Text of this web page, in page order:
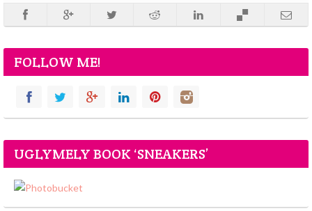
FOLLOW ME!
UGLYMELY BOOK ‘SNEAKERS’